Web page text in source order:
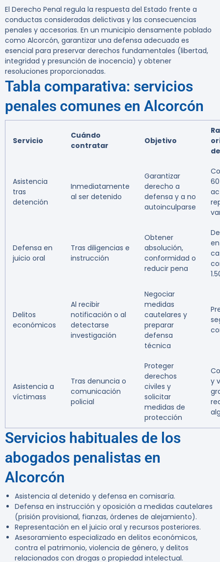
El Derecho Penal regula la respuesta del Estado frente a
conductas consideradas delictivas y las consecuencias
penales y accesorias. En un municipio densamente poblado
como Alcorcón, garantizar una defensa adecuada es
esencial para preservar derechos fundamentales (libertad,
integridad y presunción de inocencia) y obtener
resoluciones proporcionadas.
Tabla comparativa: servicios
penales comunes en Alcorcón
Servicio
Cuándo
contratar
Objetivo
Asistencia
tras
detención
Inmediatamente
al ser detenido
Garantizar
derecho a
defensa y a no
autoinculparse
Defensa en
juicio oral
Tras diligencias e
instrucción
Obtener
absolución,
conformidad o
reducir pena
Delitos
económicos
Al recibir
notificación o al
detectarse
investigación
Negociar
medidas
cautelares y
preparar
defensa
técnica
Asistencia a
víctimass
Tras denuncia o
comunicación
policial
Proteger
derechos
civiles y
solicitar
medidas de
protección
y
Servicios habituales de los
abogados penalistas en
Alcorcón
Asistencia al detenido y defensa en comisaría.
Defensa en instrucción y oposición a medidas cautelares
(prisión provisional, fianzas, órdenes de alejamiento).
Representación en el juicio oral y recursos posteriores.
Asesoramiento especializado en delitos económicos,
contra el patrimonio, violencia de género, y delitos
relacionados con drogas o propiedad intelectual.